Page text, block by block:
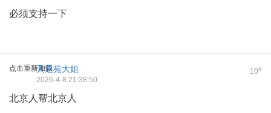
必须支持一下
点击重新加载 10#
天通苑大姐
2026-4-8 21:38:50
北京人帮北京人